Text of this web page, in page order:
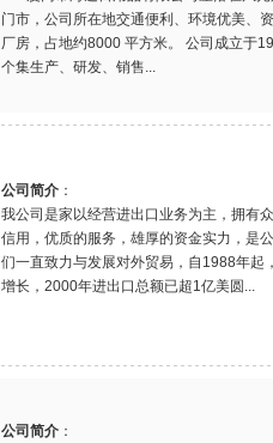
门市，公司所在地交通便利、环境优美、
厂房，占地约8000 平方米。 公司成立于
个集生产、研发、销售...
公司简介 ：
我公司是家以经营进出口业务为主，拥有
信用，优质的服务，雄厚的资金实力，是
们一直致力与发展对外贸易，自1988年起
增长，2000年进出口总额已超1亿美圆...
公司简介 ：